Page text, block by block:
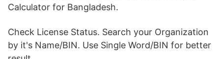
Calculator for Bangladesh.
Check License Status. Search your Organization
by it's Name/BIN. Use Single Word/BIN for better